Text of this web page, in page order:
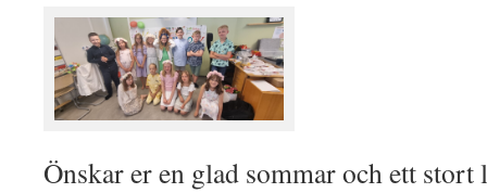
Önskar er en glad sommar och ett